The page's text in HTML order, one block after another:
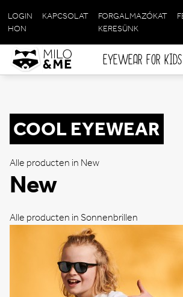
EYEWEAR FOR KIDS
META
NAVIGATION
LOGIN
HON
KAPCSOLAT
FORGALMAZÓKAT
KERESÜNK
COOL EYEWEAR
Alle producten in New
New
Alle producten in Sonnenbrillen